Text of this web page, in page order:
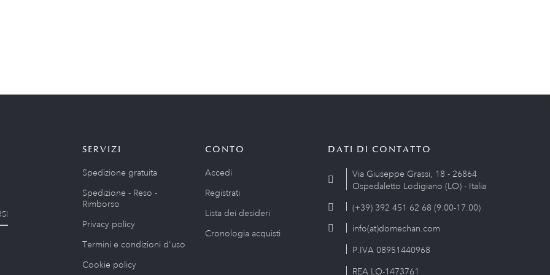
SERVIZI
Spedizione gratuita
Spedizione - Reso -
Rimborso
Privacy policy
Termini e condizioni d'uso
Cookie policy
CONTO
Accedi
Registrati
Lista dei desideri
Cronologia acquisti
DATI DI CONTATTO
Via Giuseppe Grassi, 18 - 26864
Ospedaletto Lodigiano (LO) - Italia
(+39) 392 451 62 68 (9.00-17.00)
info(at)domechan.com
P.IVA 08951440968
REA LO-1473761